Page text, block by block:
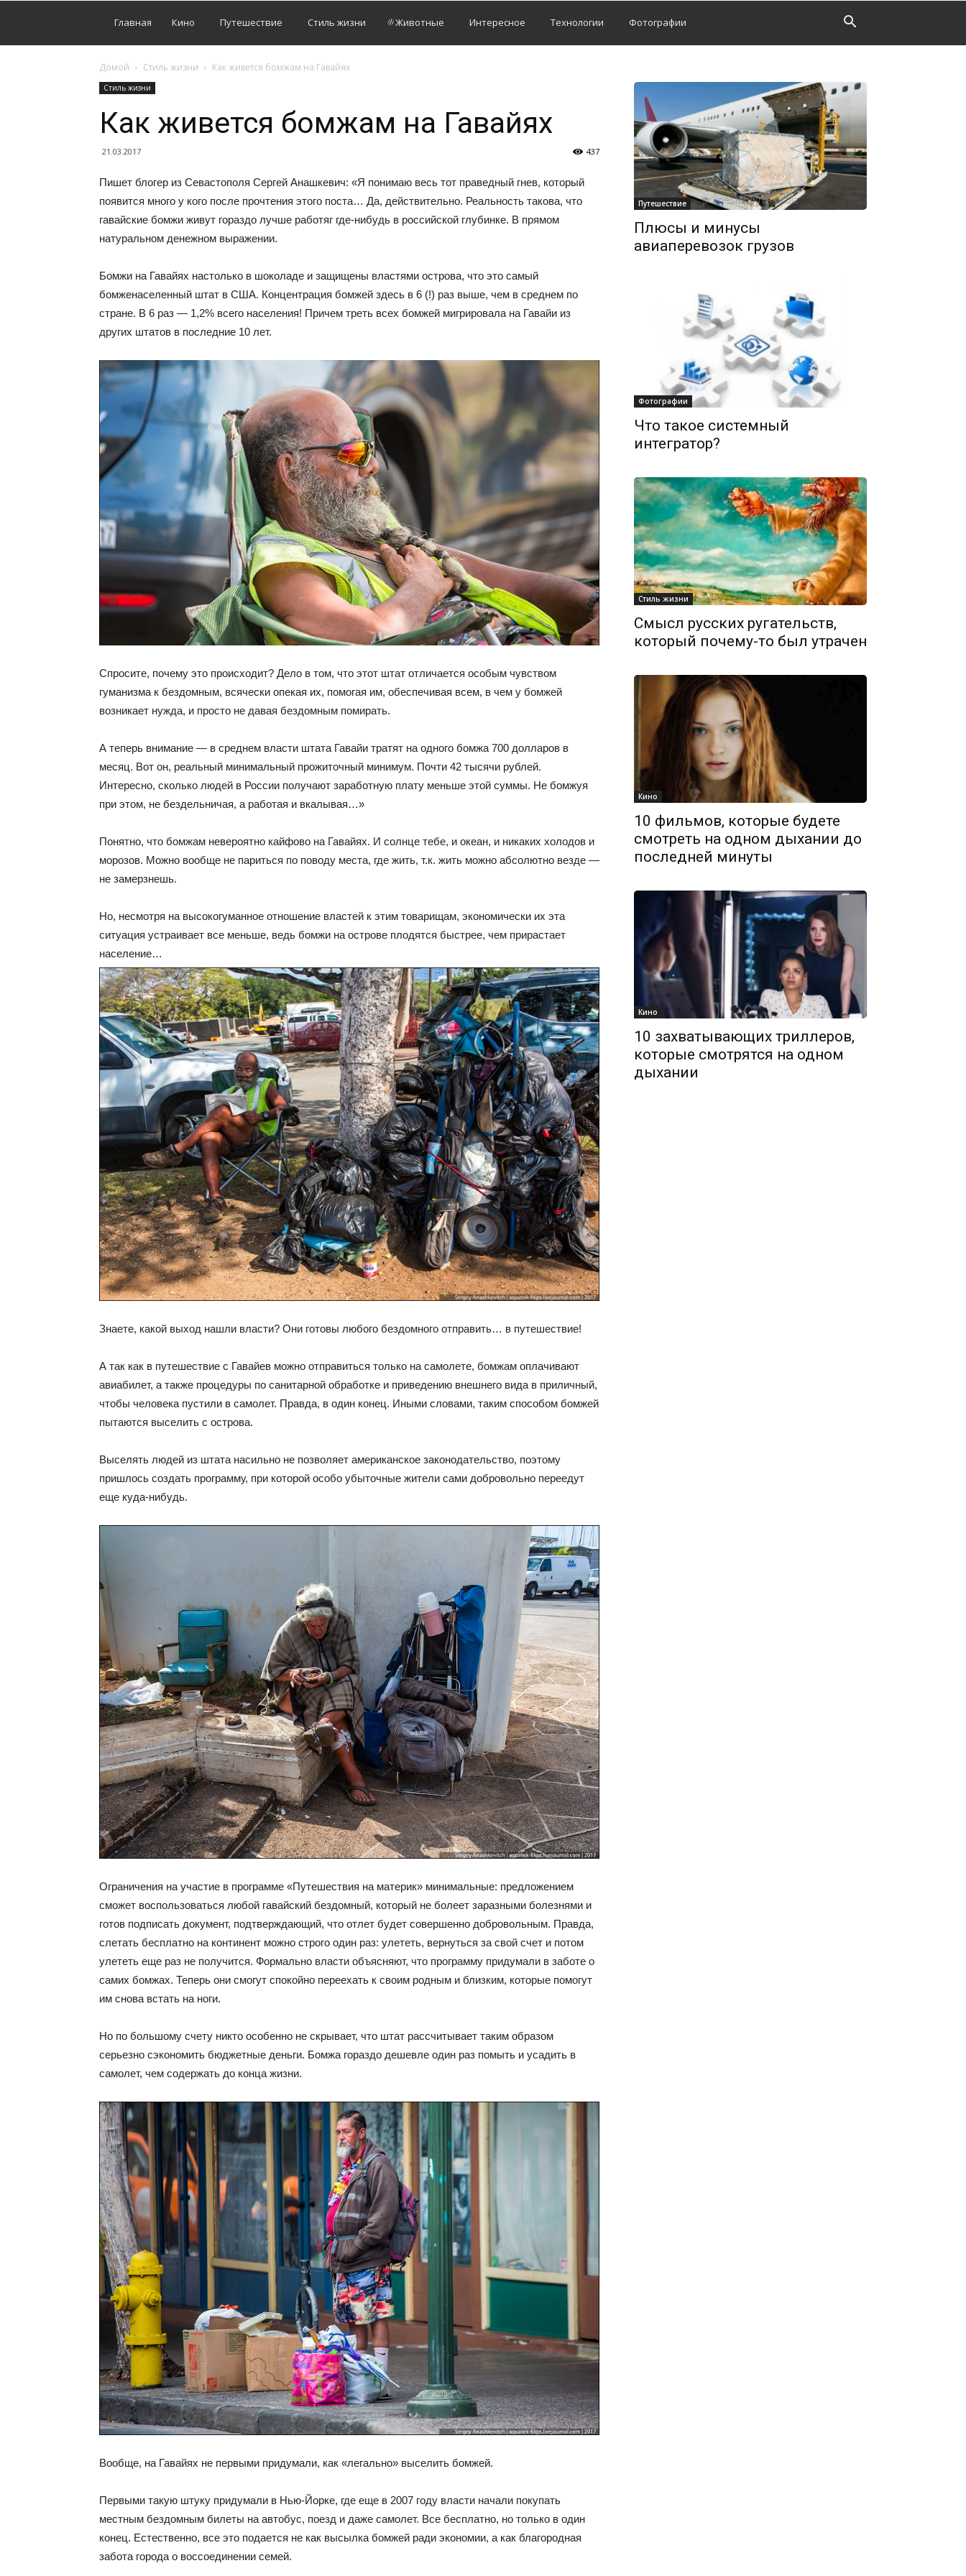
Главная Кино Путешествие Стиль жизни Животные Интересное Технологии Фотографии
Домой Стиль жизни Как живется бомжам на Гавайях
Стиль жизни
Как живется бомжам на Гавайях
21.03.2017 437
Пишет блогер из Севастополя Сергей Анашкевич: «Я понимаю весь тот праведный гнев, который
появится много у кого после прочтения этого поста… Да, действительно. Реальность такова, что
гавайские бомжи живут гораздо лучше работяг где-нибудь в российской глубинке. В прямом
натуральном денежном выражении.
Бомжи на Гавайях настолько в шоколаде и защищены властями острова, что это самый
бомженаселенный штат в США. Концентрация бомжей здесь в 6 (!) раз выше, чем в среднем по
стране. В 6 раз — 1,2% всего населения! Причем треть всех бомжей мигрировала на Гавайи из
других штатов в последние 10 лет.
Спросите, почему это происходит? Дело в том, что этот штат отличается особым чувством
гуманизма к бездомным, всячески опекая их, помогая им, обеспечивая всем, в чем у бомжей
возникает нужда, и просто не давая бездомным помирать.
А теперь внимание — в среднем власти штата Гавайи тратят на одного бомжа 700 долларов в
месяц. Вот он, реальный минимальный прожиточный минимум. Почти 42 тысячи рублей.
Интересно, сколько людей в России получают заработную плату меньше этой суммы. Не бомжуя
при этом, не бездельничая, а работая и вкалывая…»
Понятно, что бомжам невероятно кайфово на Гавайях. И солнце тебе, и океан, и никаких холодов и
морозов. Можно вообще не париться по поводу места, где жить, т.к. жить можно абсолютно везде —
не замерзнешь.
Но, несмотря на высокогуманное отношение властей к этим товарищам, экономически их эта
ситуация устраивает все меньше, ведь бомжи на острове плодятся быстрее, чем прирастает
население…
Знаете, какой выход нашли власти? Они готовы любого бездомного отправить… в путешествие!
А так как в путешествие с Гавайев можно отправиться только на самолете, бомжам оплачивают
авиабилет, а также процедуры по санитарной обработке и приведению внешнего вида в приличный,
чтобы человека пустили в самолет. Правда, в один конец. Иными словами, таким способом бомжей
пытаются выселить с острова.
Выселять людей из штата насильно не позволяет американское законодательство, поэтому
пришлось создать программу, при которой особо убыточные жители сами добровольно переедут
еще куда-нибудь.
Ограничения на участие в программе «Путешествия на материк» минимальные: предложением
сможет воспользоваться любой гавайский бездомный, который не болеет заразными болезнями и
готов подписать документ, подтверждающий, что отлет будет совершенно добровольным. Правда,
слетать бесплатно на континент можно строго один раз: улететь, вернуться за свой счет и потом
улететь еще раз не получится. Формально власти объясняют, что программу придумали в заботе о
самих бомжах. Теперь они смогут спокойно переехать к своим родным и близким, которые помогут
им снова встать на ноги.
Но по большому счету никто особенно не скрывает, что штат рассчитывает таким образом
серьезно сэкономить бюджетные деньги. Бомжа гораздо дешевле один раз помыть и усадить в
самолет, чем содержать до конца жизни.
Вообще, на Гавайях не первыми придумали, как «легально» выселить бомжей.
Первыми такую штуку придумали в Нью-Йорке, где еще в 2007 году власти начали покупать
местным бездомным билеты на автобус, поезд и даже самолет. Все бесплатно, но только в один
конец. Естественно, все это подается не как высылка бомжей ради экономии, а как благородная
забота города о воссоединении семей.
Путешествие
Плюсы и минусы
авиаперевозок грузов
Фотографии
Что такое системный
интегратор?
Стиль жизни
Смысл русских ругательств,
который почему-то был утрачен
Кино
10 фильмов, которые будете
смотреть на одном дыхании до
последней минуты
Кино
10 захватывающих триллеров,
которые смотрятся на одном
дыхании